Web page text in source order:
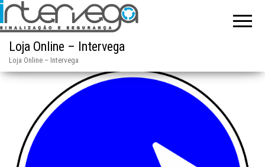
Loja Online – Intervega
Loja Online – Intervega